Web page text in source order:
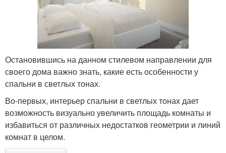
Остановившись на данном стилевом направлении для
своего дома важно знать, какие есть особенности у
спальни в светлых тонах.
Во-первых, интерьер спальни в светлых тонах дает
возможность визуально увеличить площадь комнаты и
избавиться от различных недостатков геометрии и линий
комнат в целом.